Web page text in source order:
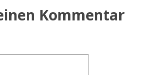
Kommentar